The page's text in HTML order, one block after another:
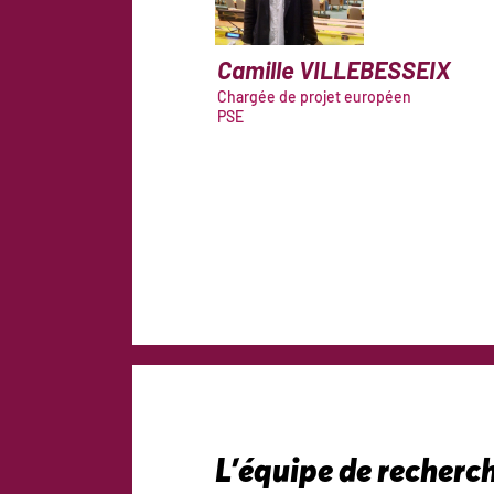
Camille VILLEBESSEIX
Chargée de projet européen
PSE
L’équipe de